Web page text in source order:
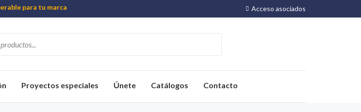
para tu marca
promocionales
Acceso asociados
Proyectos especiales Únete Catálogos Contacto